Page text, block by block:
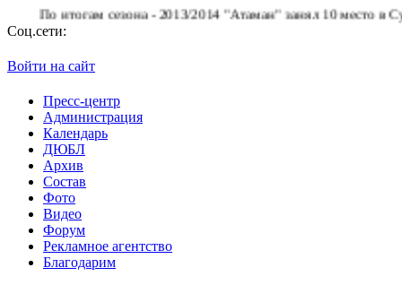
По итогам сезона - 2013/2014 "Атаман" занял 10 место в
Соц.сети:
Войти на сайт
Пресс-центр
Администрация
Календарь
ДЮБЛ
Архив
Состав
Фото
Видео
Форум
Рекламное агентство
Благодарим